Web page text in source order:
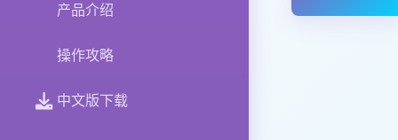
产品介绍
操作攻略
中文版下载